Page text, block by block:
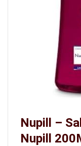
Nupill –
Nupill